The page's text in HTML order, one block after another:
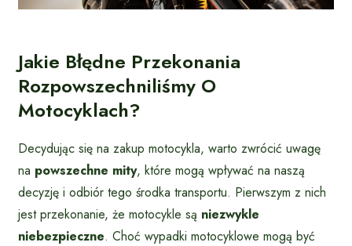
Jakie Błędne Przekonania
Rozpowszechniliśmy O
Motocyklach?
Decydując się na zakup motocykla, warto zwrócić uwagę
na powszechne mity, które mogą wpływać na naszą
decyzję i odbiór tego środka transportu. Pierwszym z nich
jest przekonanie, że motocykle są niezwykle
niebezpieczne. Choć wypadki motocyklowe mogą być